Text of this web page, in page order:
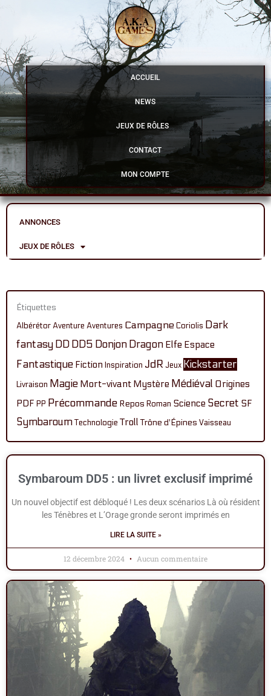
contenu
ACCUEIL
NEWS
JEUX DE RÔLES
CONTACT
MON COMPTE
ANNONCES
JEUX DE RÔLES
Étiquettes
AlbérétorAventure Aventures CampagneCoriolis Dark
fantasy DD DD5 Donjon Dragon Elfe Espace
Fantastique Fiction Inspiration JdR Jeux Kickstarter
Livraison Magie Mort-vivant Mystère Médiéval Origines
PDF PP Précommande Repos Roman Science Secret SF
SymbaroumTechnologie Troll Trône d'Épines Vaisseau
Symbaroum DD5 : un livret exclusif imprimé
Un nouvel objectif est débloqué ! Les deux scénarios Là où résident
les Ténèbres et L’Orage gronde seront imprimés en
LIRE LA SUITE »
12 décembre 2024 Aucun commentaire